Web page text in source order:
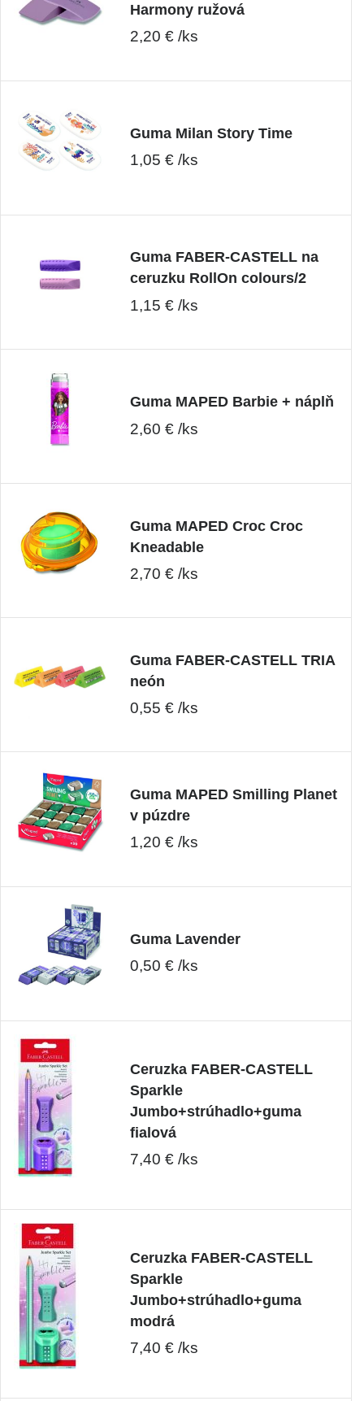
Harmony ružová
2,20 € /ks
Guma Milan Story Time
1,05 € /ks
Guma FABER-CASTELL na
ceruzku RollOn colours/2
1,15 € /ks
Guma MAPED Barbie + náplň
2,60 € /ks
Guma MAPED Croc Croc
Kneadable
2,70 € /ks
Guma FABER-CASTELL TRIA
neón
0,55 € /ks
Guma MAPED Smilling Planet
v púzdre
1,20 € /ks
Guma Lavender
0,50 € /ks
Ceruzka FABER-CASTELL
Sparkle
Jumbo+strúhadlo+guma
fialová
7,40 € /ks
Ceruzka FABER-CASTELL
Sparkle
Jumbo+strúhadlo+guma
modrá
7,40 € /ks